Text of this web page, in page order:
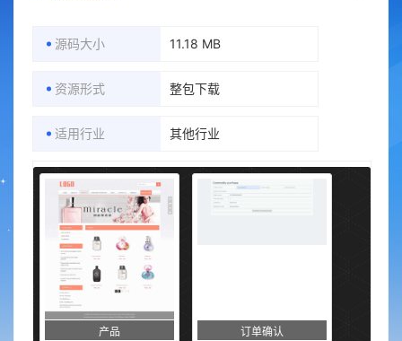
源码大小 11.18 MB
资源形式 整包下载
适用行业 其他行业
产品 订单确认